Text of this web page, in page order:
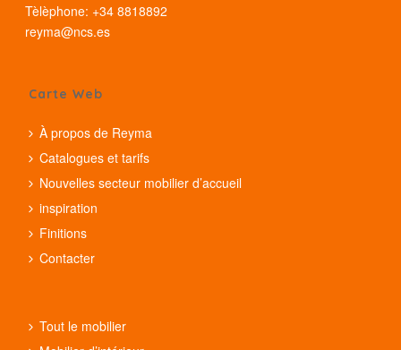
Tèlèphone: +34 8818892
reyma@ncs.es
Carte Web
À propos de Reyma
Catalogues et tarifs
Nouvelles secteur mobilier d’accueil
inspiration
Finitions
Contacter
Tout le mobilier